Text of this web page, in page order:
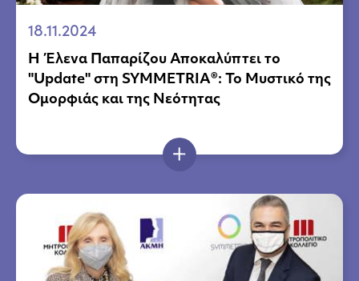
18.11.2024
Η Έλενα Παπαρίζου Αποκαλύπτει το
"Update" στη SYMMETRIA®: Το Μυστικό της
Ομορφιάς και της Νεότητας